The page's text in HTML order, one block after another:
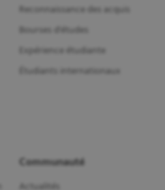
Reconnaissance des acquis
Bourses d'études
Expérience étudiante
Étudiants internationaux
Communauté
Actualités